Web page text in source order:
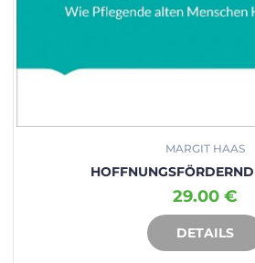
MARGIT HAAS
29.00 €
DETAILS
IN DEN